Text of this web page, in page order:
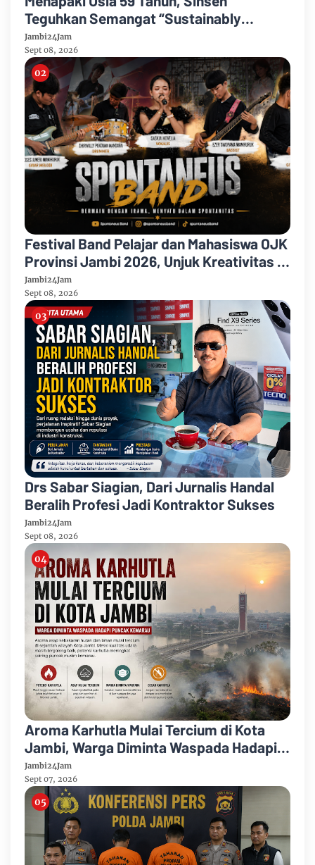
Teguhkan Semangat “Sustainably
Growing”
Jambi24Jam
Sept 08, 2026
Festival Band Pelajar dan Mahasiswa OJK
Provinsi Jambi 2026, Unjuk Kreativitas di
Taman Banjuran Budayo, Spontaneus
Band Raih Juara 2
Jambi24Jam
Sept 08, 2026
Drs Sabar Siagian, Dari Jurnalis Handal
Beralih Profesi Jadi Kontraktor Sukses
Jambi24Jam
Sept 08, 2026
Aroma Karhutla Mulai Tercium di Kota
Jambi, Warga Diminta Waspada Hadapi
Puncak Kemarau
Jambi24Jam
Sept 07, 2026